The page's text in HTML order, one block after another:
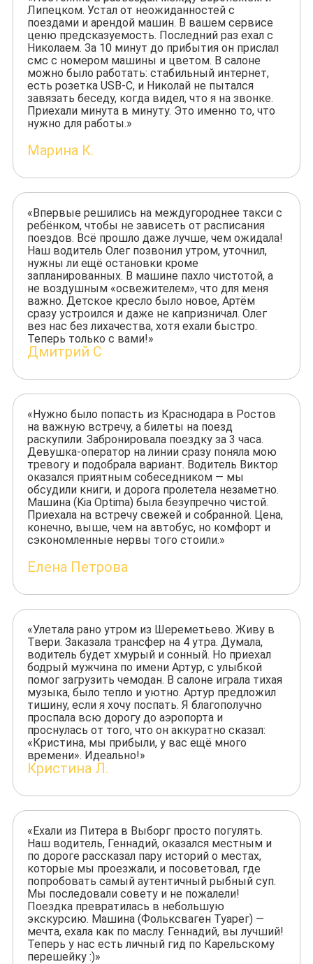
Липецком. Устал от неожиданностей с
поездами и арендой машин. В вашем сервисе
ценю предсказуемость. Последний раз ехал с
Николаем. За 10 минут до прибытия он прислал
смс с номером машины и цветом. В салоне
можно было работать: стабильный интернет,
есть розетка USB-C, и Николай не пытался
завязать беседу, когда видел, что я на звонке.
Приехали минута в минуту. Это именно то, что
нужно для работы.»
Марина К.
«Впервые решились на междугороднее такси с
ребёнком, чтобы не зависеть от расписания
поездов. Всё прошло даже лучше, чем ожидала!
Наш водитель Олег позвонил утром, уточнил,
нужны ли ещё остановки кроме
запланированных. В машине пахло чистотой, а
не воздушным «освежителем», что для меня
важно. Детское кресло было новое, Артём
сразу устроился и даже не капризничал. Олег
вез нас без лихачества, хотя ехали быстро.
Теперь только с вами!»
Дмитрий С
«Нужно было попасть из Краснодара в Ростов
на важную встречу, а билеты на поезд
раскупили. Забронировала поездку за 3 часа.
Девушка-оператор на линии сразу поняла мою
тревогу и подобрала вариант. Водитель Виктор
оказался приятным собеседником — мы
обсудили книги, и дорога пролетела незаметно.
Машина (Kia Optima) была безупречно чистой.
Приехала на встречу свежей и собранной. Цена,
конечно, выше, чем на автобус, но комфорт и
сэкономленные нервы того стоили.»
Елена Петрова
«Улетала рано утром из Шереметьево. Живу в
Твери. Заказала трансфер на 4 утра. Думала,
водитель будет хмурый и сонный. Но приехал
бодрый мужчина по имени Артур, с улыбкой
помог загрузить чемодан. В салоне играла тихая
музыка, было тепло и уютно. Артур предложил
тишину, если я хочу поспать. Я благополучно
проспала всю дорогу до аэропорта и
проснулась от того, что он аккуратно сказал:
«Кристина, мы прибыли, у вас ещё много
времени». Идеально!»
Кристина Л.
«Ехали из Питера в Выборг просто погулять.
Наш водитель, Геннадий, оказался местным и
по дороге рассказал пару историй о местах,
которые мы проезжали, и посоветовал, где
попробовать самый аутентичный рыбный суп.
Мы последовали совету и не пожалели!
Поездка превратилась в небольшую
экскурсию. Машина (Фольксваген Туарег) —
мечта, ехала как по маслу. Геннадий, вы лучший!
Теперь у нас есть личный гид по Карельскому
перешейку :)»